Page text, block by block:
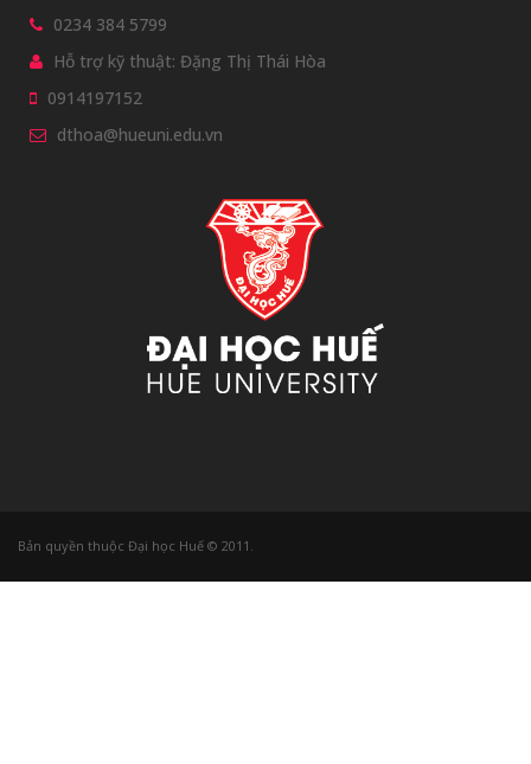
0234 384 5799
Hỗ trợ kỹ thuật: Đặng Thị Thái Hòa
0914197152
dthoa@hueuni.edu.vn
Bản quyền thuộc Đại học Huế © 2011.